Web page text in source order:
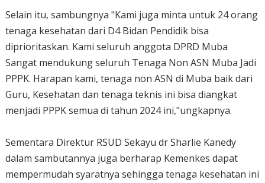
Selain itu, sambungnya "Kami juga minta untuk 24 orang
tenaga kesehatan dari D4 Bidan Pendidik bisa
diprioritaskan. Kami seluruh anggota DPRD Muba
Sangat mendukung seluruh Tenaga Non ASN Muba Jadi
PPPK. Harapan kami, tenaga non ASN di Muba baik dari
Guru, Kesehatan dan tenaga teknis ini bisa diangkat
menjadi PPPK semua di tahun 2024 ini,"ungkapnya.
Sementara Direktur RSUD Sekayu dr Sharlie Kanedy
dalam sambutannya juga berharap Kemenkes dapat
mempermudah syaratnya sehingga tenaga kesehatan ini